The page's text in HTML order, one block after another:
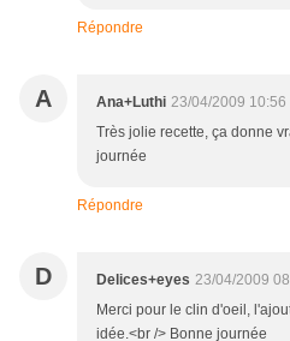
Répondre
A Ana+Luthi 23/04/2009 10:56
Très jolie recette, ça donne
journée
Répondre
D Delices+eyes 23/04/2009
Merci pour le clin d'oeil,
idée.<br /> Bonne journée